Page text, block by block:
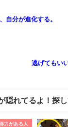
自分が進化する。
逃げてもい
隠れてるよ！探し
力がある人